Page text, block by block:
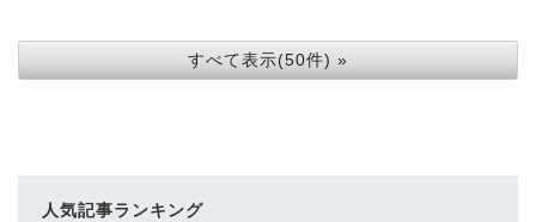
すべて表示(50件) »
人気記事ランキング